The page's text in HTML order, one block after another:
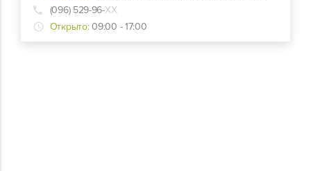
(096) 529-96-ХХ
Открыто: 09:00 - 17:00